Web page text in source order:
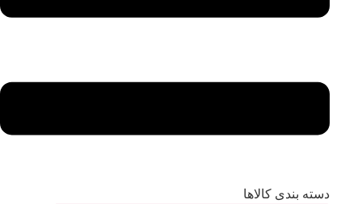
دسته بندی کالاها